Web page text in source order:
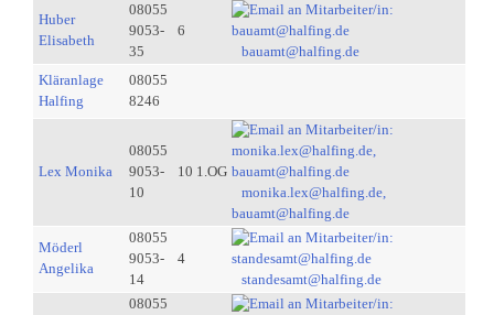
Huber
Elisabeth
08055
9053-
35
6
bauamt@halfing.de
Kläranlage
Halfing
08055
8246
Lex Monika
08055
9053-
10
10 1.OG
monika.lex@halfing.de,
bauamt@halfing.de
Möderl
Angelika
08055
9053-
14
4
standesamt@halfing.de
08055